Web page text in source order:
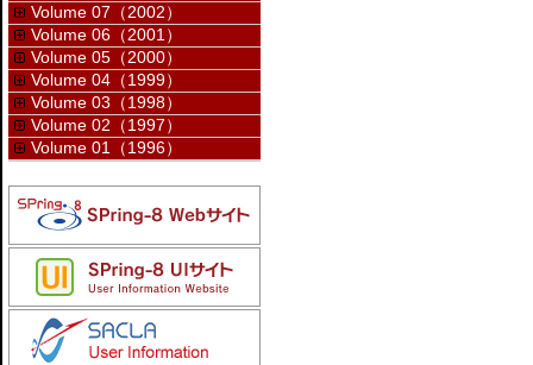
Volume 07（2002）
Volume 06（2001）
Volume 05（2000）
Volume 04（1999）
Volume 03（1998）
Volume 02（1997）
Volume 01（1996）